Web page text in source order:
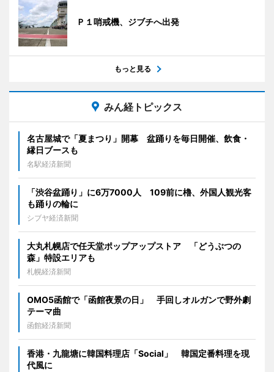
Ｐ１哨戒機、ジブチへ出発
もっと見る
みん経トピックス
名古屋城で「夏まつり」開幕 盆踊りを毎日開催、飲食・
縁日ブースも
名駅経済新聞
「渋谷盆踊り」に6万7000人 109前に櫓、外国人観光客
も踊りの輪に
シブヤ経済新聞
大丸札幌店で任天堂ポップアップストア 「どうぶつの
森」特設エリアも
札幌経済新聞
OMO5函館で「函館夜景の日」 手回しオルガンで野外劇
テーマ曲
函館経済新聞
香港・九龍塘に韓国料理店「Social」 韓国定番料理を現
代風に